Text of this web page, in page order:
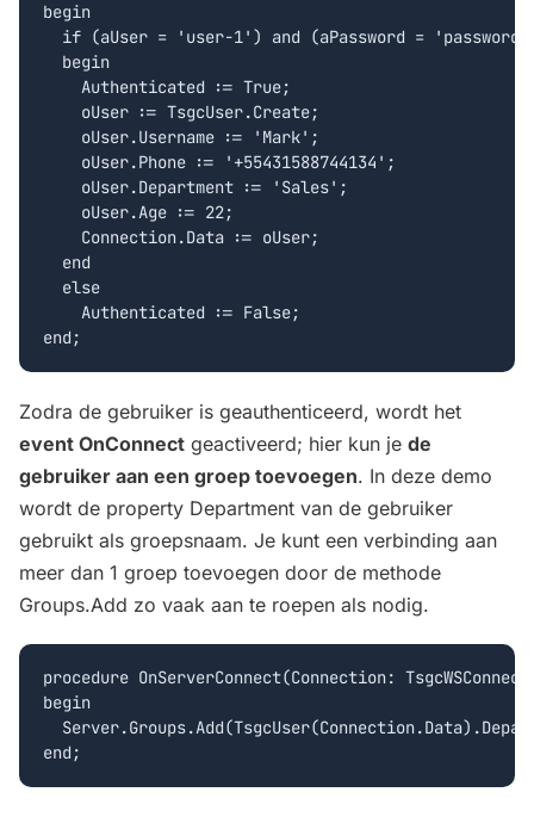
begin
if (aUser = 'user-1') and (aPassword =
  begin
    Authenticated := True;
    oUser := TsgcUser.Create;
    oUser.Username := 'Mark';
    oUser.Phone := '+55431588744134';
    oUser.Department := 'Sales';
    oUser.Age := 22;
    Connection.Data := oUser;
  end
  else
    Authenticated := False;
Zodra de gebruiker is geauthenticeerd, wordt het
event OnConnect geactiveerd; hier kun je de
gebruiker aan een groep toevoegen. In deze demo
wordt de property Department van de gebruiker
gebruikt als groepsnaam. Je kunt een verbinding aan
meer dan 1 groep toevoegen door de methode
Groups.Add zo vaak aan te roepen als nodig.
procedure OnServerConnect(Connection:
begin